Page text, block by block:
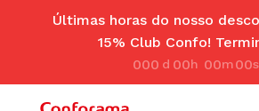
Últimas horas do nosso
15% Club Confo!
000 d
ay
00hr
s
00m
in
00se